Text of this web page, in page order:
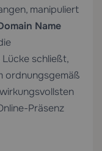
manipuliert
Name
schließt,
ordnungsgemäß
Präsenz